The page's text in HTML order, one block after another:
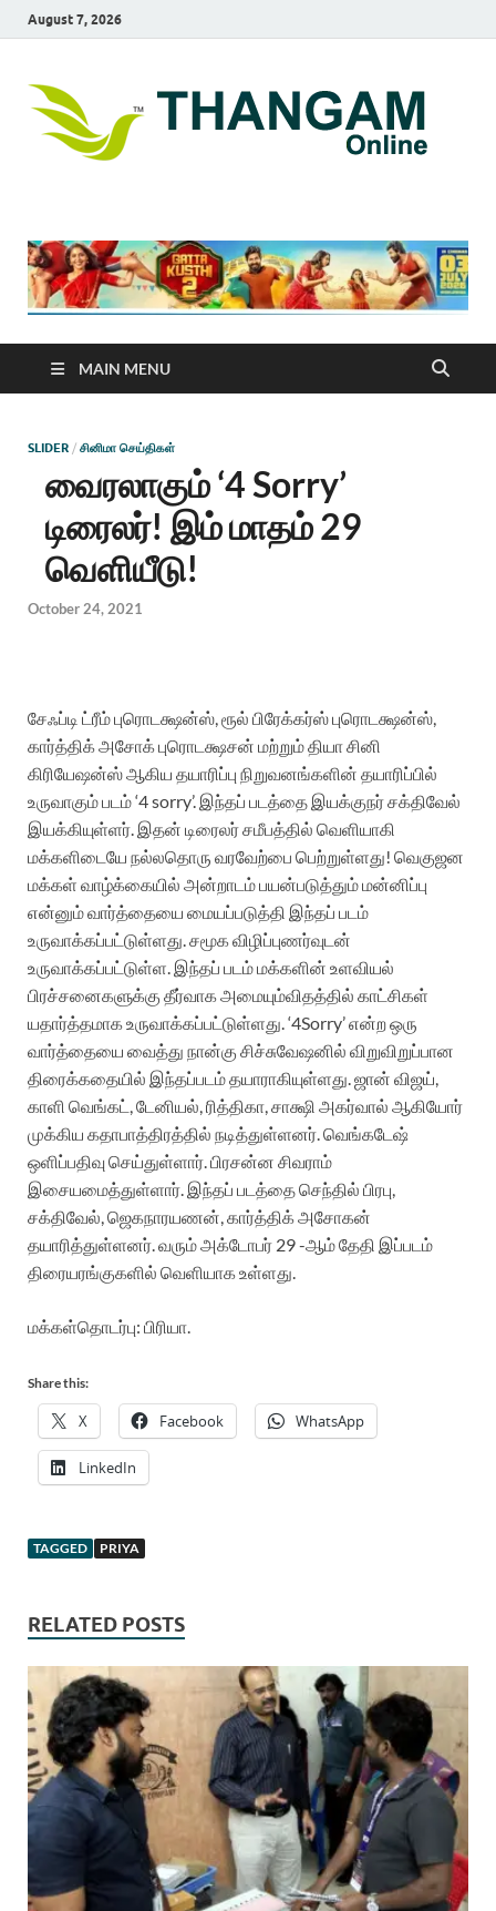
August 7, 2026
MAIN MENU
SLIDER / சினிமா செய்திகள்
வைரலாகும் ‘4 Sorry’
டிரைலர்! இம் மாதம் 29
வெளியீடு!
October 24, 2021
சேஃப்டி ட்ரீம் புரொடக்ஷன்ஸ், ரூல் பிரேக்கர்ஸ் புரொடக்ஷன்ஸ்,
கார்த்திக் அசோக் புரொடக்ஷசன் மற்றும் தியா சினி
கிரியேஷன்ஸ் ஆகிய தயாரிப்பு நிறுவனங்களின் தயாரிப்பில்
உருவாகும் படம் ‘4 sorry’. இந்தப் படத்தை இயக்குநர் சக்திவேல்
இயக்கியுள்ளர். இதன் டிரைலர் சமீபத்தில் வெளியாகி
மக்களிடையே நல்லதொரு வரவேற்பை பெற்றுள்ளது! வெகுஜன
மக்கள் வாழ்க்கையில் அன்றாடம் பயன்படுத்தும் மன்னிப்பு
என்னும் வார்த்தையை மையப்படுத்தி இந்தப் படம்
உருவாக்கப்பட்டுள்ளது. சமூக விழிப்புணர்வுடன்
உருவாக்கப்பட்டுள்ள. இந்தப் படம் மக்களின் உளவியல்
பிரச்சனைகளுக்கு தீர்வாக அமையும்விதத்தில் காட்சிகள்
யதார்த்தமாக உருவாக்கப்பட்டுள்ளது. ‘4Sorry’ என்ற ஒரு
வார்த்தையை வைத்து நான்கு சிச்சுவேஷனில் விறுவிறுப்பான
திரைக்கதையில் இந்தப்படம் தயாராகியுள்ளது. ஜான் விஜய்,
காளி வெங்கட், டேனியல், ரித்திகா, சாக்ஷி அகர்வால் ஆகியோர்
முக்கிய கதாபாத்திரத்தில் நடித்துள்ளனர். வெங்கடேஷ்
ஒளிப்பதிவு செய்துள்ளார். பிரசன்ன சிவராம்
இசையமைத்துள்ளார். இந்தப் படத்தை செந்தில் பிரபு,
சக்திவேல், ஜெகநாரயணன், கார்த்திக் அசோகன்
தயாரித்துள்ளனர். வரும் அக்டோபர் 29 -ஆம் தேதி இப்படம்
திரையரங்குகளில் வெளியாக உள்ளது.
மக்கள்தொடர்பு: பிரியா.
Share this:
X Facebook WhatsApp
LinkedIn
TAGGED PRIYA
RELATED POSTS